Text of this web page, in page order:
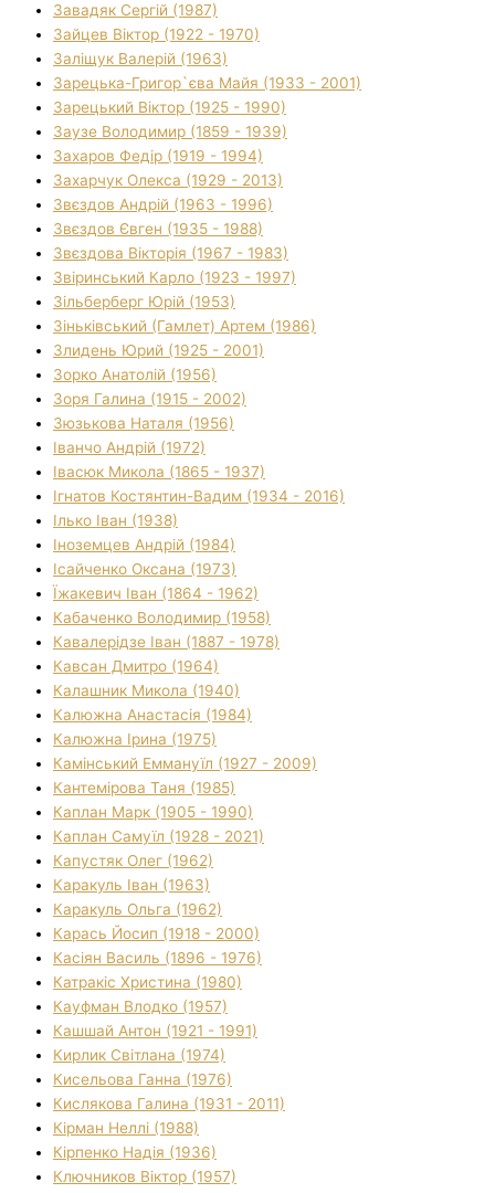
Завадяк Сергій (1987)
Зайцев Віктор (1922 - 1970)
Заліщук Валерій (1963)
Зарецька-Григор`єва Майя (1933 - 2001)
Зарецький Віктор (1925 - 1990)
Заузе Володимир (1859 - 1939)
Захаров Федір (1919 - 1994)
Захарчук Олекса (1929 - 2013)
Звєздов Андрій (1963 - 1996)
Звєздов Євген (1935 - 1988)
Звєздова Вікторія (1967 - 1983)
Звіринський Карло (1923 - 1997)
Зільберберг Юрій (1953)
Зіньківський (Гамлет) Артем (1986)
Злидень Юрий (1925 - 2001)
Зорко Анатолій (1956)
Зоря Галина (1915 - 2002)
Зюзькова Наталя (1956)
Іванчо Андрій (1972)
Івасюк Микола (1865 - 1937)
Ігнатов Костянтин-Вадим (1934 - 2016)
Ілько Іван (1938)
Іноземцев Андрій (1984)
Ісайченко Оксана (1973)
Їжакевич Іван (1864 - 1962)
Кабаченко Володимир (1958)
Кавалерідзе Іван (1887 - 1978)
Кавсан Дмитро (1964)
Калашник Микола (1940)
Калюжна Анастасія (1984)
Калюжна Ірина (1975)
Камінський Еммануїл (1927 - 2009)
Кантемірова Таня (1985)
Каплан Марк (1905 - 1990)
Каплан Самуїл (1928 - 2021)
Капустяк Олег (1962)
Каракуль Іван (1963)
Каракуль Ольга (1962)
Карась Йосип (1918 - 2000)
Касіян Василь (1896 - 1976)
Катракіс Христина (1980)
Кауфман Влодко (1957)
Кашшай Антон (1921 - 1991)
Кирлик Світлана (1974)
Кисельова Ганна (1976)
Кислякова Галина (1931 - 2011)
Кірман Неллі (1988)
Кірпенко Надія (1936)
Ключников Віктор (1957)